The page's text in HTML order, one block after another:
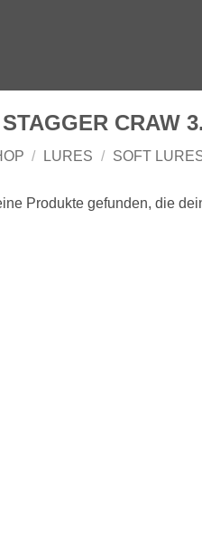
CRAW
/ LURES / SOFT
Produkte gefunden, die